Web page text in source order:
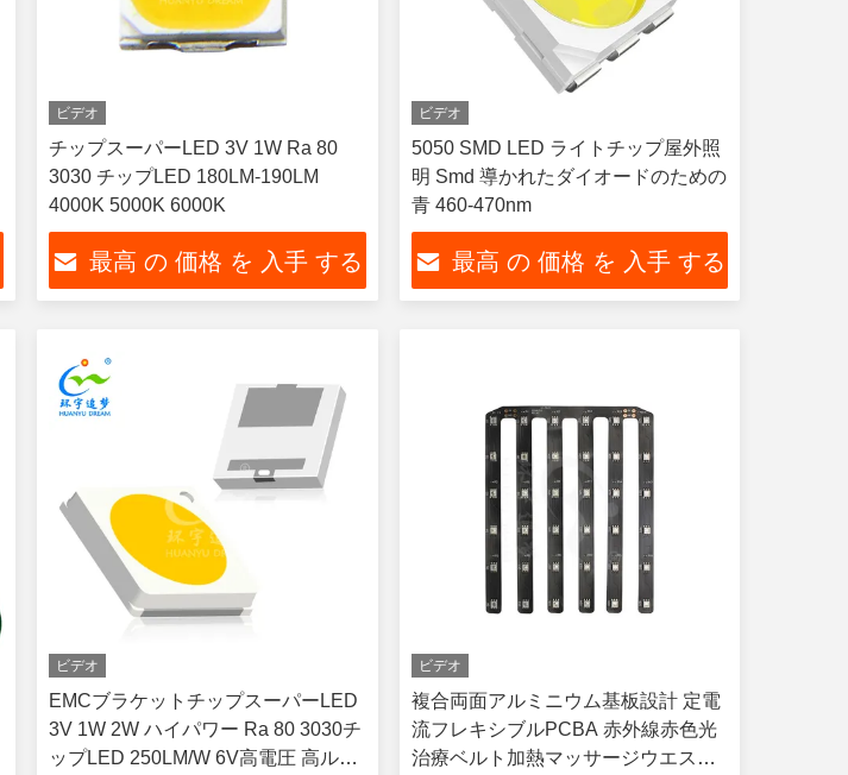
ビデオ
チップスーパーLED 3V 1W Ra 80
3030 チップLED 180LM-190LM
4000K 5000K 6000K
最高 の 価格 を 入手 する
ビデオ
5050 SMD LED ライトチップ屋外照
明 Smd 導かれたダイオードのための
青 460-470nm
最高 の 価格 を 入手 する
ビデオ
EMCブラケットチップスーパーLED
3V 1W 2W ハイパワー Ra 80 3030チ
ップLED 250LM/W 6V高電圧 高ルー
ビデオ
複合両面アルミニウム基板設計 定電
流フレキシブルPCBA 赤外線赤色光
治療ベルト加熱マッサージウエスト